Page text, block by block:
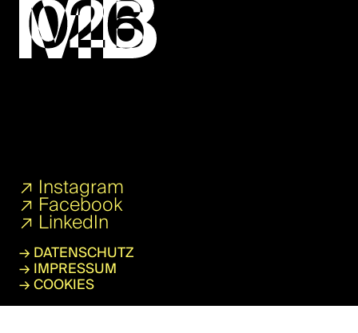
→ DATENSCHUTZ
→ IMPRESSUM
→COOKIES
↗ Instagram
↗ Facebook
↗ LinkedIn